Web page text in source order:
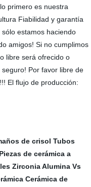
primero es nuestra
Fiabilidad y garantía
estamos haciendo
amigos! Si no cumplimos
libre será ofrecido o
Por favor libre de
El flujo de producción:
de crisol Tubos
Piezas de cerámica a
Zirconia Alumina Vs
Cerámica de